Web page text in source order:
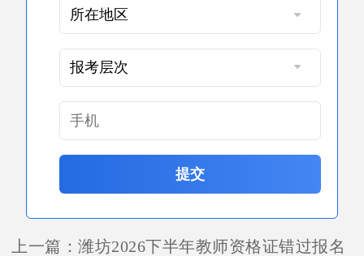
提交
上一篇：潍坊2026下半年教师资格证错过报名